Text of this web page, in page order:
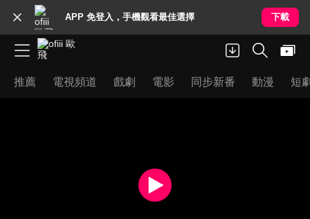
APP 免登入，手機觀看最佳選擇 下載
推薦 電視頻道 戲劇 電影 同步新番 動漫 短